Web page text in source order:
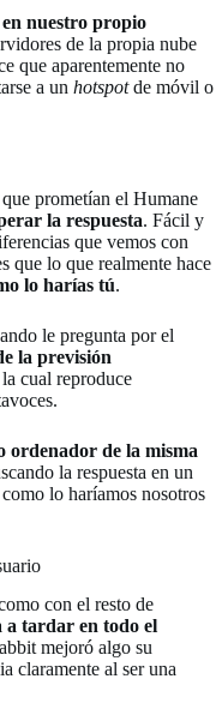
nuestro propio
de la propia nube
que aparentemente no
a un hotspotde móvil o
prometían el Humane
la respuesta. Fácil y
que vemos con
que lo que realmente hace
lo harías tú.
le pregunta por el
la previsión
la cual reproduce
ordenador de la misma
la respuesta en un
lo haríamos nosotros
con el resto de
a tardar en todo el
mejoró algo su
claramente al ser una